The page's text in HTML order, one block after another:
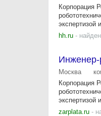
Корпорация
экспертизой
hh.ru -
Инженер-
Москва
Корпорация
экспертизой
zarplata.ru -